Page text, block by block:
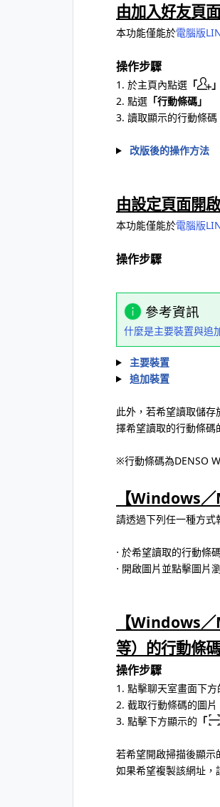
由加入好友頁
本功能僅能於電腦版
操作步驟
1. 於主頁內點選 「
」
2. 點選 「行動條碼」
3. 讀取顯示的行動條碼
改版後的操作方法
由設定頁面開
本功能僅能於電腦版
操作步驟
參考資訊
什麼是主要裝置與追
主要裝置
追加裝置
此外，若希望讀取儲
擇希望讀取的行動條碼
※行動條碼為DENSO
【Windows
請透過下列任一種方式
⋅ 於希望讀取的行動條
⋅ 開啟圖片並點擊圖片
【Windows
等）的行動條碼
操作步驟
1. 點擊聊天室畫面下方
2. 截取行動條碼的圖片
3. 點擊下方顯示的 「
若希望開啟掃描後顯示
如果希望複製該網址，